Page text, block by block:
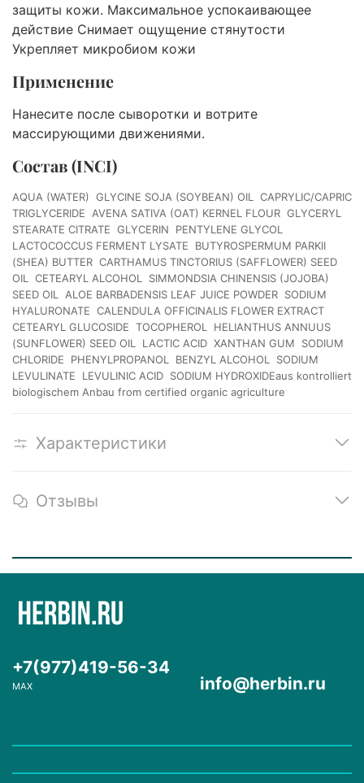
защиты кожи. Максимальное успокаивающее
действие Снимает ощущение стянутости
Укрепляет микробиом кожи
Применение
Нанесите после сыворотки и вотрите
массирующими движениями.
Состав (INCI)
AQUA (WATER)  GLYCINE SOJA (SOYBEAN) OIL  CAPRYLIC/CAPRIC
TRIGLYCERIDE  AVENA SATIVA (OAT) KERNEL FLOUR  GLYCERYL
STEARATE CITRATE  GLYCERIN  PENTYLENE GLYCOL 
LACTOCOCCUS FERMENT LYSATE  BUTYROSPERMUM PARKII
(SHEA) BUTTER  CARTHAMUS TINCTORIUS (SAFFLOWER) SEED
OIL  CETEARYL ALCOHOL  SIMMONDSIA CHINENSIS (JOJOBA)
SEED OIL  ALOE BARBADENSIS LEAF JUICE POWDER  SODIUM
HYALURONATE  CALENDULA OFFICINALIS FLOWER EXTRACT 
CETEARYL GLUCOSIDE  TOCOPHEROL  HELIANTHUS ANNUUS
(SUNFLOWER) SEED OIL  LACTIC ACID  XANTHAN GUM  SODIUM
CHLORIDE  PHENYLPROPANOL  BENZYL ALCOHOL  SODIUM
LEVULINATE  LEVULINIC ACID  SODIUM HYDROXIDEaus kontrolliert
biologischem Anbau from certified organic agriculture
Характеристики
Отзывы
+7(977)419-56-34
MAX info@herbin.ru